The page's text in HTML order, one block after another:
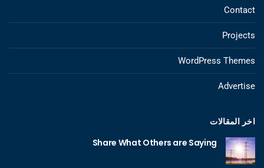
Contact
Projects
WordPress Themes
Advertise
اخر المقالات
Share What Others are Saying